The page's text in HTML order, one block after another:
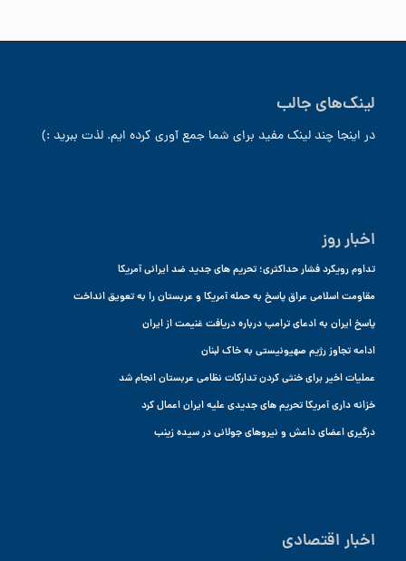
لینک‌های جالب
در اینجا چند لینک مفید برای شما جمع آوری کرده ایم. لذت ببرید :)
اخبار روز
تداوم رویکرد فشار حداکثری؛ تحریم های جدید ضد ایرانی آمریکا
مقاومت اسلامی عراق پاسخ به حمله آمریکا و عربستان را به تعویق انداخت
پاسخ ایران به ادعای ترامپ درباره دریافت غنیمت از ایران
ادامه تجاوز رژیم صهیونیستی به خاک لبنان
عملیات اخیر برای خنثی کردن تدارکات نظامی عربستان انجام شد
خزانه داری آمریکا تحریم های جدیدی علیه ایران اعمال کرد
درگیری اعضای داعش و نیروهای جولانی در سیده زینب
اخبار اقتصادی